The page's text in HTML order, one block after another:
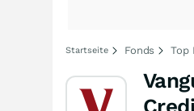
Startseite Fonds Top